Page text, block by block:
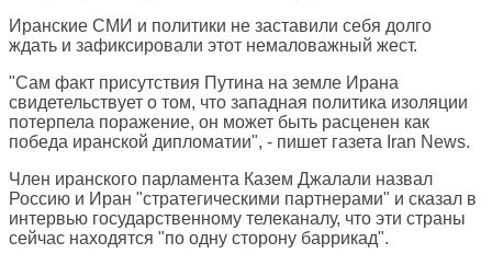
Иранские СМИ и политики не заставили себя долго
ждать и зафиксировали этот немаловажный жест.
"Сам факт присутствия Путина на земле Ирана
свидетельствует о том, что западная политика изоляции
потерпела поражение, он может быть расценен как
победа иранской дипломатии", - пишет газета Iran News.
Член иранского парламента Казем Джалали назвал
Россию и Иран "стратегическими партнерами" и сказал в
интервью государственному телеканалу, что эти страны
сейчас находятся "по одну сторону баррикад".